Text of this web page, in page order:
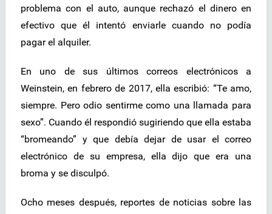
problema con el auto, aunque rechazó el dinero en
efectivo que él intentó enviarle cuando no podía
pagar el alquiler.
En uno de sus últimos correos electrónicos a
Weinstein, en febrero de 2017, ella escribió: “Te amo,
siempre. Pero odio sentirme como una llamada para
sexo”. Cuando él respondió sugiriendo que ella estaba
“bromeando” y que debía dejar de usar el correo
electrónico de su empresa, ella dijo que era una
broma y se disculpó.
Ocho meses después, reportes de noticias sobre las